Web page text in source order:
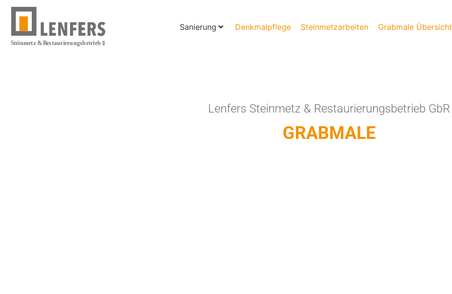
springen
Sanierung
Denkmalpflege Steinmetzarbeiten Grabmale Übersicht
Lenfers Steinmetz & Restaurierungsbetrieb GbR
GRABMALE